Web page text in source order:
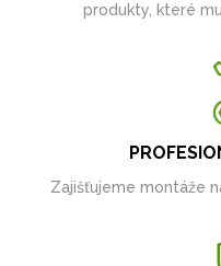
produkty, které
Zajišťujeme montáže